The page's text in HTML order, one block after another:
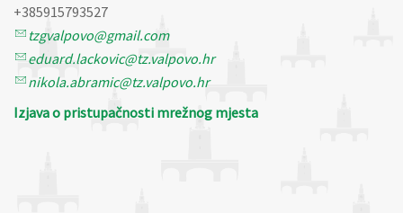
+385915793527
tzgvalpovo@gmail.com
eduard.lackovic@tz.valpovo.hr
nikola.abramic@tz.valpovo.hr
Izjava o pristupačnosti mrežnog mjesta